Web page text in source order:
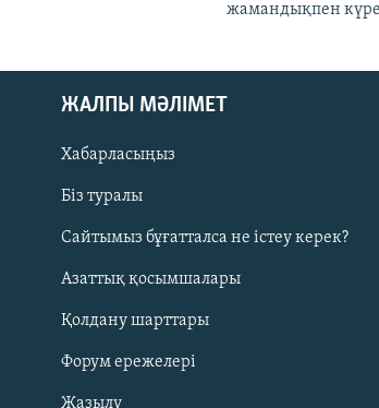
Русский
ЖАЗЫЛЫҢЫЗ
жамандықпен
ЖАЛПЫ МӘЛІМЕТ
Хабарласыңыз
Біз туралы
Сайтымыз бұғатталса не істеу керек?
Азаттық қосымшалары
Қолдану шарттары
Форум ережелері
Жазылу